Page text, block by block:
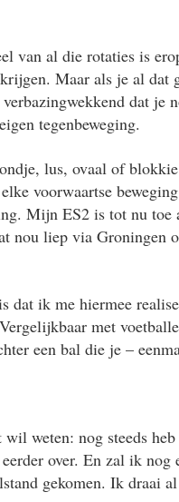
van al die rotaties is
Maar als je al dat
dat je
tegenbeweging.
lus, ovaal of
voorwaartse
Mijn ES2 is tot nu toe
nou liep via Groningen
dat ik me hiermee
met
een bal die je –
weten: nog steeds
over. En zal ik
gekomen. Ik draai